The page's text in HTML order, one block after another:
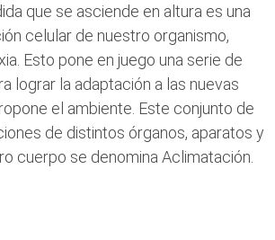
que se asciende en altura es una
celular de nuestro organismo,
Esto pone en juego una serie de
lograr la adaptación a las nuevas
el ambiente. Este conjunto de
de distintos órganos, aparatos y
cuerpo se denomina Aclimatación.